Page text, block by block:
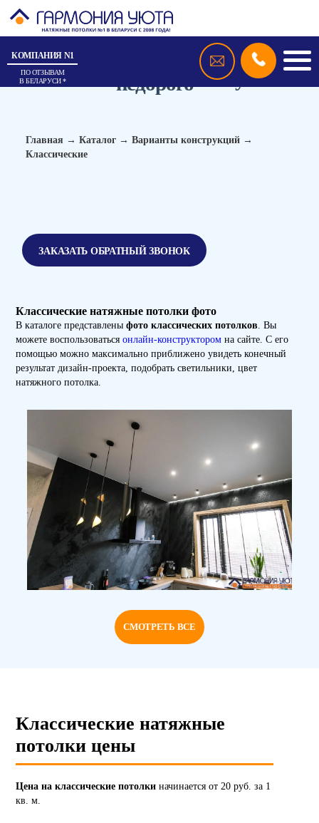
КОМПАНИЯ N1
ПО ОТЗЫВАМ
В БЕЛАРУСИ *Классические натяжные
потолки, цены и фото в Минске,
классический потолок купить
недорого
Главная → Каталог→ Варианты конструкций→
Классические
ЗАКАЗАТЬ ОБРАТНЫЙ ЗВОНОК
Классические натяжные потолки фото
В каталоге представленыфото классических потолков. Вы
можете воспользоватьсяонлайн-конструктором на сайте. С его
помощью можно максимально приближено увидеть конечный
результат дизайн-проекта, подобрать светильники, цвет
натяжного потолка.
СМОТРЕТЬ ВСЕ
Классические натяжные
потолки цены
Цена на классические потолки начинается от 20 руб. за 1
кв. м.